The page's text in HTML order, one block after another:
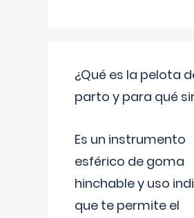
¿Qué es la pelota
parto y para qué
Es un instrumento
esférico de goma
hinchable y uso
que te permite el